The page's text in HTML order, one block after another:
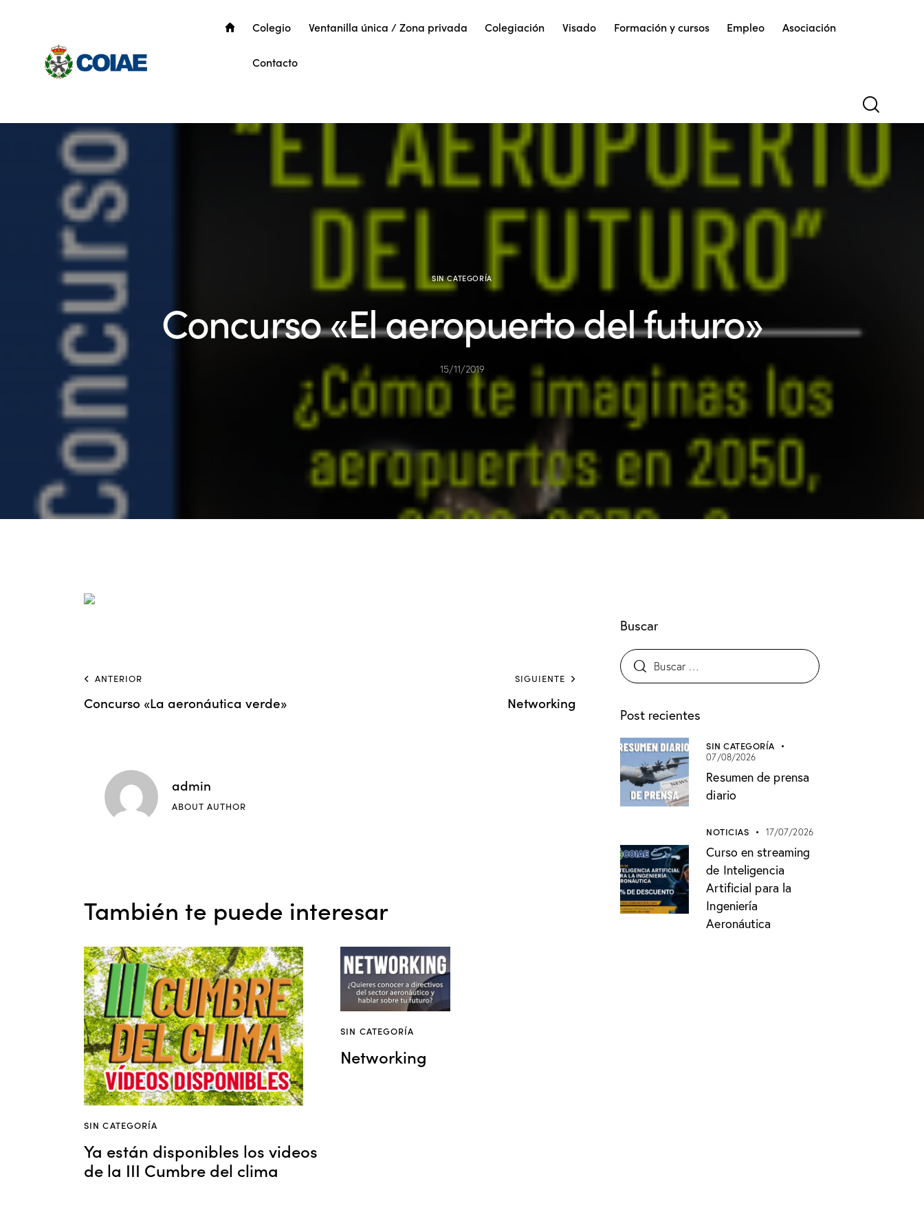
Colegio Ventanilla única / Zona privada Colegiación Visado Formación y cursos Empleo Asociación
Contacto
SIN CATEGORÍA
Concurso «El aeropuerto del futuro»
15/11/2019
ANTERIOR
Concurso «La aeronáutica verde»
SIGUIENTE
Networking
admin
ABOUT AUTHOR
También te puede interesar
SIN CATEGORÍA
Ya están disponibles los videos
de la III Cumbre del clima
SIN CATEGORÍA
Networking
Buscar
Post recientes
SIN CATEGORÍA
07/08/2026
Resumen de prensa
diario
NOTICIAS 17/07/2026
Curso en streaming
de Inteligencia
Artificial para la
Ingeniería
Aeronáutica